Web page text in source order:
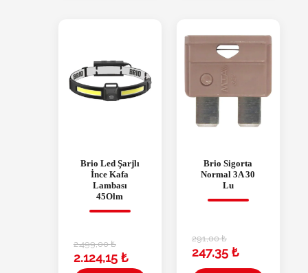
Brio Led Şarjlı
İnce Kafa
Lambası
45Olm
2.499,00₺
2.124,15 ₺
Brio Sigorta
Normal 3A 30
Lu
291,00₺
247,35 ₺